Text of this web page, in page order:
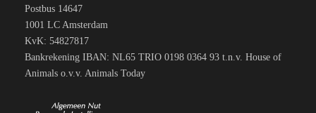
Postbus 14647
1001 LC Amsterdam
KvK: 54827817
Bankrekening IBAN: NL65 TRIO 0198 0364 93 t.n.v. House of
Animals o.v.v. Animals Today